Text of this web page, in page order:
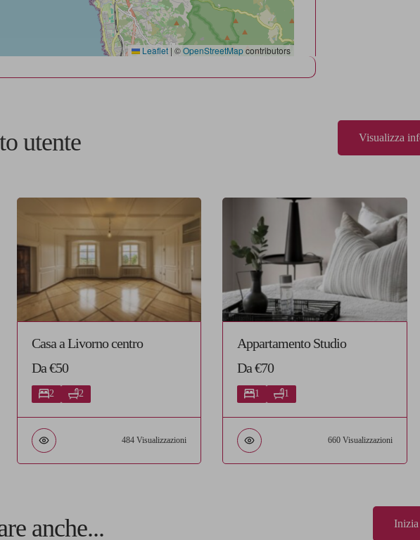
Leaflet | ©OpenStreetMapcontributors
utente Visualizza
Casa a Livorno centro
Da €50
2 2
484 Visualizzazioni
Appartamento Studio
Da €70
1 1
660 Visualizzazioni
anche... Inizia